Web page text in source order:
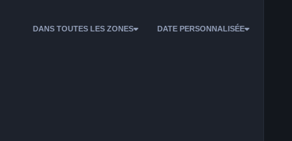
DANS TOUTES LES ZONES DATE PERSONNALISÉE